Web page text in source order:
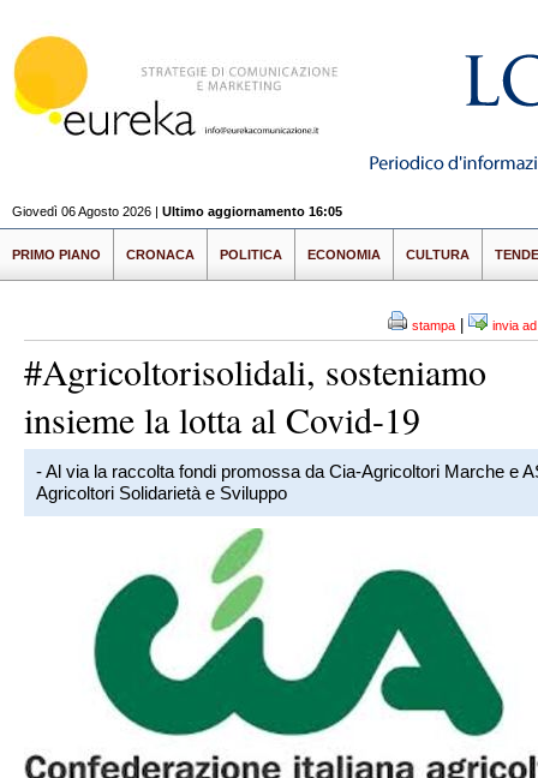
Giovedì 06 Agosto 2026 | Ultimo aggiornamento 16:05
PRIMO PIANO CRONACA POLITICA ECONOMIA CULTURA
stampa invia
#Agricoltorisolidali, sosteniamo
insieme la lotta al Covid-19
- Al via la raccolta fondi promossa da Cia-Agricoltori Marche e
Agricoltori Solidarietà e Sviluppo